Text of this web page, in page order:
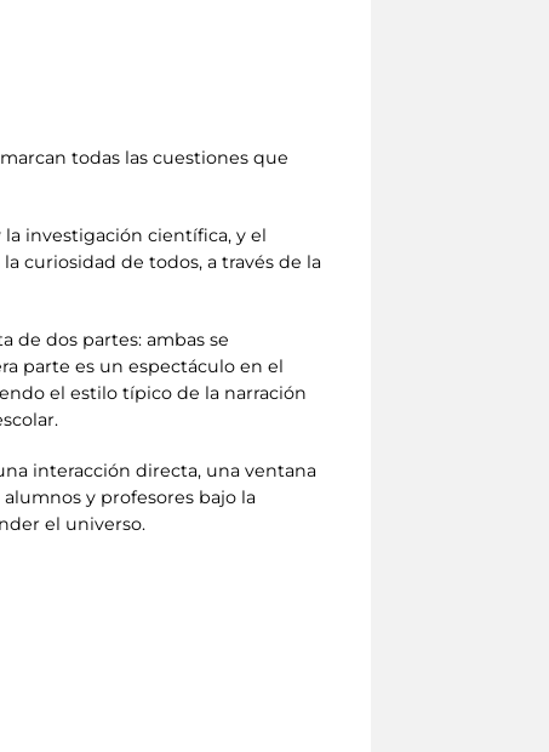
todas las cuestiones que
investigación científica, y el
curiosidad de todos, a través de la
de dos partes: ambas se
parte es un espectáculo en el
el estilo típico de la narración
interacción directa, una ventana
y profesores bajo la
el universo.